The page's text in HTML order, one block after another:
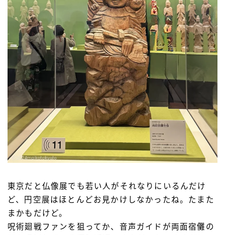
東京だと仏像展でも若い人がそれなりにいるんだけ
ど、円空展はほとんどお見かけしなかったね。たまた
まかもだけど。
呪術廻戦ファンを狙ってか、音声ガイドが両面宿儺の